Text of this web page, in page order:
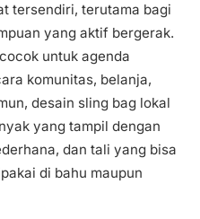
tersendiri, terutama bagi
yang aktif bergerak.
untuk agenda
komunitas, belanja,
desain sling bag lokal
yang tampil dengan
dan tali yang bisa
di bahu maupun